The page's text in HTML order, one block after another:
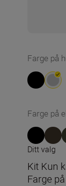
Farge på
Farge på
Ditt valg
Kit Kun
Farge